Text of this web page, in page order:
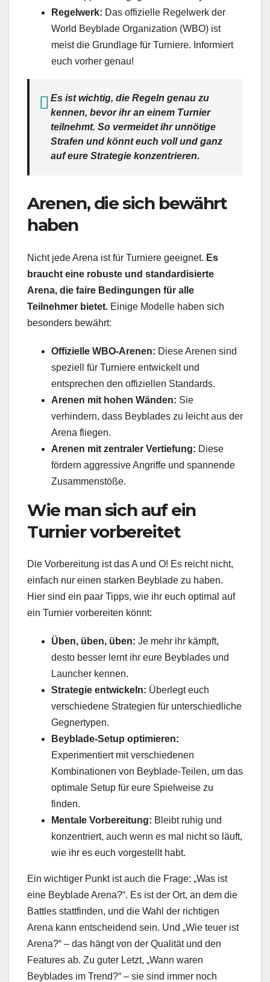
Regelwerk: Das offizielle Regelwerk der
World Beyblade Organization (WBO) ist
meist die Grundlage für Turniere. Informiert
euch vorher genau!
Es ist wichtig, die Regeln genau zu
kennen, bevor ihr an einem Turnier
teilnehmt. So vermeidet ihr unnötige
Strafen und könnt euch voll und ganz
auf eure Strategie konzentrieren.
Arenen, die sich bewährt
haben
Nicht jede Arena ist für Turniere geeignet. Es
braucht eine robuste und standardisierte
Arena, die faire Bedingungen für alle
Teilnehmer bietet. Einige Modelle haben sich
besonders bewährt:
Offizielle WBO-Arenen: Diese Arenen sind
speziell für Turniere entwickelt und
entsprechen den offiziellen Standards.
Arenen mit hohen Wänden: Sie
verhindern, dass Beyblades zu leicht aus der
Arena fliegen.
Arenen mit zentraler Vertiefung: Diese
fördern aggressive Angriffe und spannende
Zusammenstöße.
Wie man sich auf ein
Turnier vorbereitet
Die Vorbereitung ist das A und O! Es reicht nicht,
einfach nur einen starken Beyblade zu haben.
Hier sind ein paar Tipps, wie ihr euch optimal auf
ein Turnier vorbereiten könnt:
Üben, üben, üben: Je mehr ihr kämpft,
desto besser lernt ihr eure Beyblades und
Launcher kennen.
Strategie entwickeln: Überlegt euch
verschiedene Strategien für unterschiedliche
Gegnertypen.
Beyblade-Setup optimieren:
Experimentiert mit verschiedenen
Kombinationen von Beyblade-Teilen, um das
optimale Setup für eure Spielweise zu
finden.
Mentale Vorbereitung: Bleibt ruhig und
konzentriert, auch wenn es mal nicht so läuft,
wie ihr es euch vorgestellt habt.
Ein wichtiger Punkt ist auch die Frage: „Was ist
eine Beyblade Arena?“. Es ist der Ort, an dem die
Battles stattfinden, und die Wahl der richtigen
Arena kann entscheidend sein. Und „Wie teuer ist
Arena?“ – das hängt von der Qualität und den
Features ab. Zu guter Letzt, „Wann waren
Beyblades im Trend?“ – sie sind immer noch